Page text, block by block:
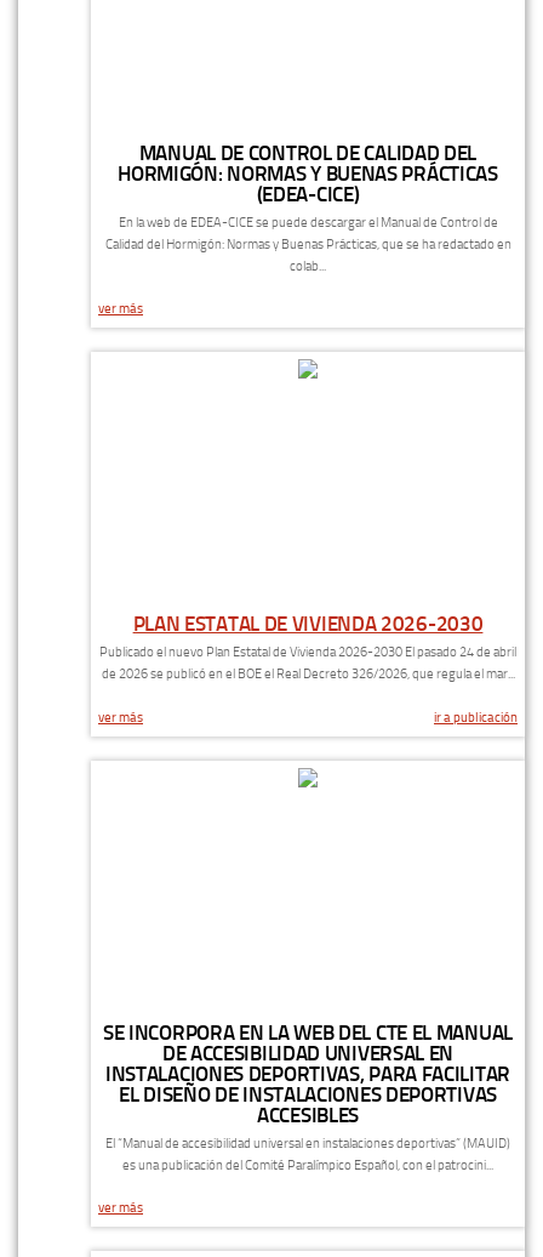
MANUAL DE CONTROL DE CALIDAD DEL
HORMIGÓN: NORMAS Y BUENAS PRÁCTICAS
(EDEA-CICE)
En la web de EDEA-CICE se puede descargar el Manual de Control de
Calidad del Hormigón: Normas y Buenas Prácticas, que se ha redactado en
colab...
ver más
PLAN ESTATAL DE VIVIENDA 2026-2030
Publicado el nuevo Plan Estatal de Vivienda 2026-2030 El pasado 24 de abril
de 2026 se publicó en el BOE el Real Decreto 326/2026, que regula el mar...
ver más ir a publicación
SE INCORPORA EN LA WEB DEL CTE EL MANUAL
DE ACCESIBILIDAD UNIVERSAL EN
INSTALACIONES DEPORTIVAS, PARA FACILITAR
EL DISEÑO DE INSTALACIONES DEPORTIVAS
ACCESIBLES
El “Manual de accesibilidad universal en instalaciones deportivas” (MAUID)
es una publicación del Comité Paralímpico Español, con el patrocini...
ver más